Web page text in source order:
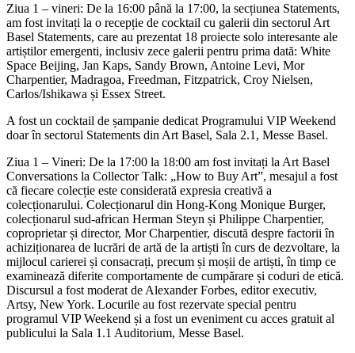
Ziua 1 – vineri: De la 16:00 până la 17:00, la secțiunea Statements,
am fost invitați la o recepție de cocktail cu galerii din sectorul Art
Basel Statements, care au prezentat 18 proiecte solo interesante ale
artiștilor emergenti, inclusiv zece galerii pentru prima dată: White
Space Beijing, Jan Kaps, Sandy Brown, Antoine Levi, Mor
Charpentier, Madragoa, Freedman, Fitzpatrick, Croy Nielsen,
Carlos/Ishikawa și Essex Street.
A fost un cocktail de șampanie dedicat Programului VIP Weekend
doar în sectorul Statements din Art Basel, Sala 2.1, Messe Basel.
Ziua 1 – Vineri: De la 17:00 la 18:00 am fost invitați la Art Basel
Conversations la Collector Talk: „How to Buy Art”, mesajul a fost
că fiecare colecție este considerată expresia creativă a
colecționarului. Colecționarul din Hong-Kong Monique Burger,
colecționarul sud-african Herman Steyn și Philippe Charpentier,
coproprietar și director, Mor Charpentier, discută despre factorii în
achiziționarea de lucrări de artă de la artiști în curs de dezvoltare, la
mijlocul carierei și consacrați, precum și moșii de artiști, în timp ce
examinează diferite comportamente de cumpărare și coduri de etică.
Discursul a fost moderat de Alexander Forbes, editor executiv,
Artsy, New York. Locurile au fost rezervate special pentru
programul VIP Weekend și a fost un eveniment cu acces gratuit al
publicului la Sala 1.1 Auditorium, Messe Basel.